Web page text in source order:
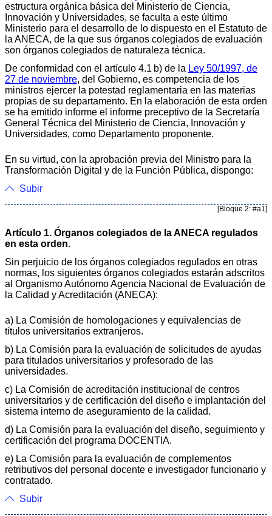
estructura orgánica básica del Ministerio de Ciencia,
Innovación y Universidades, se faculta a este último
Ministerio para el desarrollo de lo dispuesto en el Estatuto de
la ANECA, de la que sus órganos colegiados de evaluación
son órganos colegiados de naturaleza técnica.
De conformidad con el artículo 4.1 b) de la Ley 50/1997, de
27 de noviembre, del Gobierno, es competencia de los
ministros ejercer la potestad reglamentaria en las materias
propias de su departamento. En la elaboración de esta orden
se ha emitido informe el informe preceptivo de la Secretaría
General Técnica del Ministerio de Ciencia, Innovación y
Universidades, como Departamento proponente.
En su virtud, con la aprobación previa del Ministro para la
Transformación Digital y de la Función Pública, dispongo:
Subir
[Bloque 2: #a1]
Artículo 1. Órganos colegiados de la ANECA regulados
en esta orden.
Sin perjuicio de los órganos colegiados regulados en otras
normas, los siguientes órganos colegiados estarán adscritos
al Organismo Autónomo Agencia Nacional de Evaluación de
la Calidad y Acreditación (ANECA):
a) La Comisión de homologaciones y equivalencias de
títulos universitarios extranjeros.
b) La Comisión para la evaluación de solicitudes de ayudas
para titulados universitarios y profesorado de las
universidades.
c) La Comisión de acreditación institucional de centros
universitarios y de certificación del diseño e implantación del
sistema interno de aseguramiento de la calidad.
d) La Comisión para la evaluación del diseño, seguimiento y
certificación del programa DOCENTIA.
e) La Comisión para la evaluación de complementos
retributivos del personal docente e investigador funcionario y
contratado.
Subir